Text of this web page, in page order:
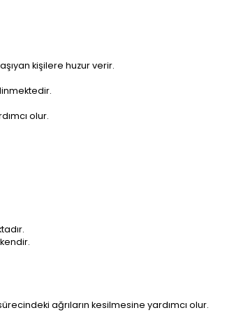
kişilere huzur verir.
olur.
ağrıların kesilmesine yardımcı olur.